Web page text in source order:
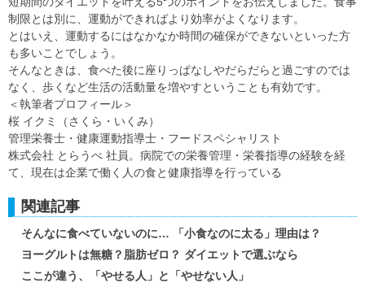
制限とは別に、運動ができればより効率がよくなります。
とはいえ、運動するにはなかなか時間の確保ができないといった方
も多いことでしょう。
そんなときは、食べた後に座りっぱなしやだらだらと過ごすのでは
なく、歩くなど生活の活動量を増やすということも有効です。
＜執筆者プロフィール＞
桜 イクミ（さくら・いくみ）
管理栄養士・健康運動指導士・フードスペシャリスト
株式会社 とらうべ 社員。病院での栄養管理・栄養指導の経験を経
て、現在は企業で働く人の食と健康指導を行っている
関連記事
そんなに食べていないのに… 「小食なのに太る」理由は？
ヨーグルトは無糖？脂肪ゼロ？ ダイエットで選ぶなら
ここが違う、「やせる人」と「やせない人」